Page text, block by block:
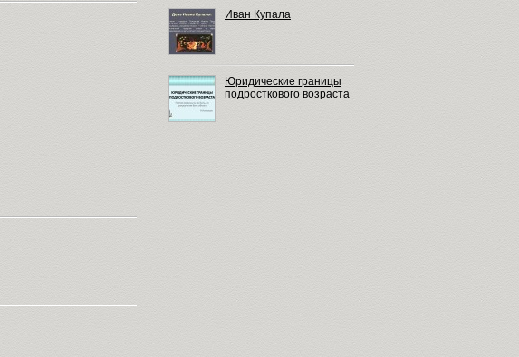
Иван Купала
Юридические границы
подросткового возраста